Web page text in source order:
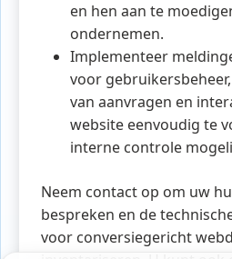
en hen aan te
ondernemen.
Implementeer
voor
van aanvragen en
website eenvoudig te
interne controle
Neem contact op om uw
bespreken en de
voor conversiegericht